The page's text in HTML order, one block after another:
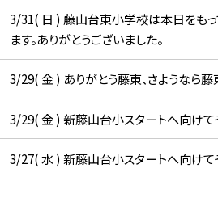
3/31( 日 ) 藤山台東小学校は本日をもっ
ます。ありがとうございました。
3/29( 金 ) ありがとう藤東、さようなら藤
3/29( 金 ) 新藤山台小スタートへ向けて
3/27( 水 ) 新藤山台小スタートへ向けて